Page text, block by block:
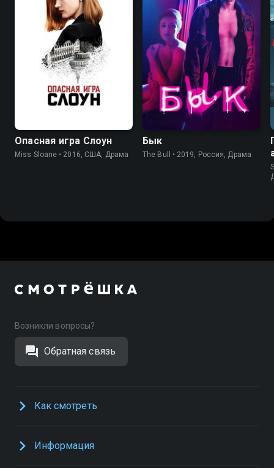
Опасная игра Слоун
Miss Sloane • 2016, США, Драма
Бык
The Bull • 2019, Россия, Драма
Возникли вопросы?
Обратная связь
Как смотреть
Информация